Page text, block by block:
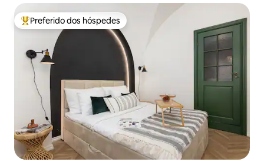
Entre os melhores preferidos dos hóspedes
Preferido dos hóspedes